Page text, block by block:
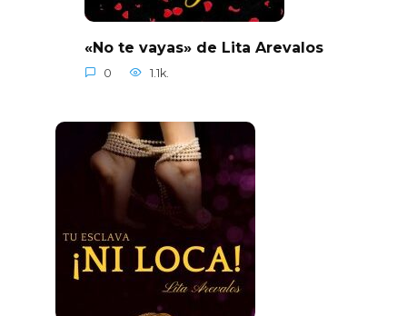
«No te vayas» de Lita Arevalos
0 1.1k.